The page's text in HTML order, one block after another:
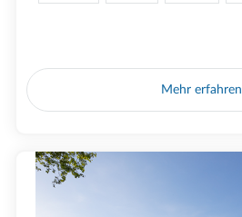
Mehr erfahren